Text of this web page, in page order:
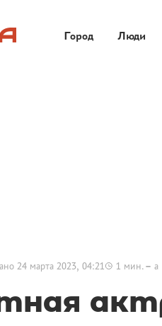
Город Люди
24 марта 2023, 04:21 1 мин. a